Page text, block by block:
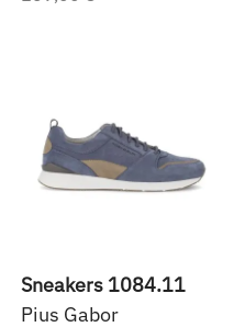
Sneakers 1084.11
Pius Gabor